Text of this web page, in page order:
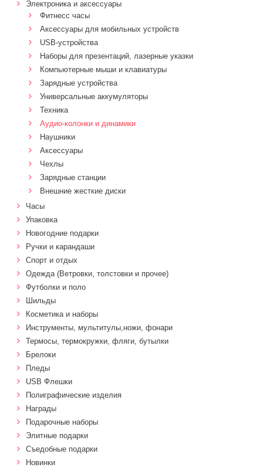
Электроника и аксессуары
Фитнесс часы
Аксессуары для мобильных устройств
USB-устройства
Наборы для презентаций, лазерные указки
Компьютерные мыши и клавиатуры
Зарядные устройства
Универсальные аккумуляторы
Техника
Аудио-колонки и динамики
Наушники
Аксессуары
Чехлы
Зарядные станции
Внешние жесткие диски
Часы
Упаковка
Новогодние подарки
Ручки и карандаши
Спорт и отдых
Одежда (Ветровки, толстовки и прочее)
Футболки и поло
Шильды
Косметика и наборы
Инструменты, мультитулы,ножи, фонари
Термосы, термокружки, фляги, бутылки
Брелоки
Пледы
USB Флешки
Полиграфические изделия
Награды
Подарочные наборы
Элитные подарки
Cъедобные подарки
Новинки